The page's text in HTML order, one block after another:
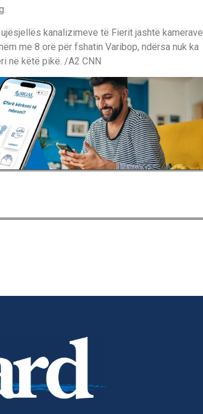
kanalizimeve të Fierit jashtë kamerave
me 8 orë për fshatin Varibop, ndërsa nuk ka
në këtë pikë. /A2 CNN